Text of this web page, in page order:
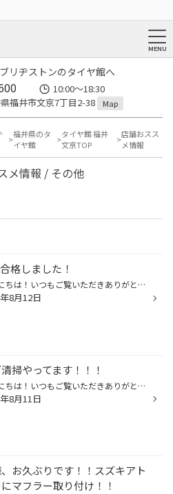
リヂストンのタイヤ館へ
10:00～18:30
福井市文京7丁目2-38
Map
福井県のタ
イヤ館
タイヤ館 福井
文京TOP
店舗おスス
メ情報
メ情報 / その他
格しました！
こんにちは！いつもご覧いただきありがとうございます！ タイヤ館福井文京です（^ω^） この度7月に、田辺もBTA（ブリヂストンタイヤアドバイザー）の資格を取得しました！ これで満足せず質のいい接客を目指し日々勉強していきます！！
8月12日
掃やってます！！！
こんにちは！いつもご覧いただきありがとうございます！タイヤ館福井文京です（^ω^） 最近ハブ清掃を始めました！！！ ハブ清掃、皆様ご存じでしょうか？？ 車のタイヤを車体につける場所にはナットを付けるためのボルトがあります！！ ボルトとその周りは鉄で作られており、日々の使用での雨風や融...
8月11日
お久ぶりです！！スズキアト
マフラー取り付け！！